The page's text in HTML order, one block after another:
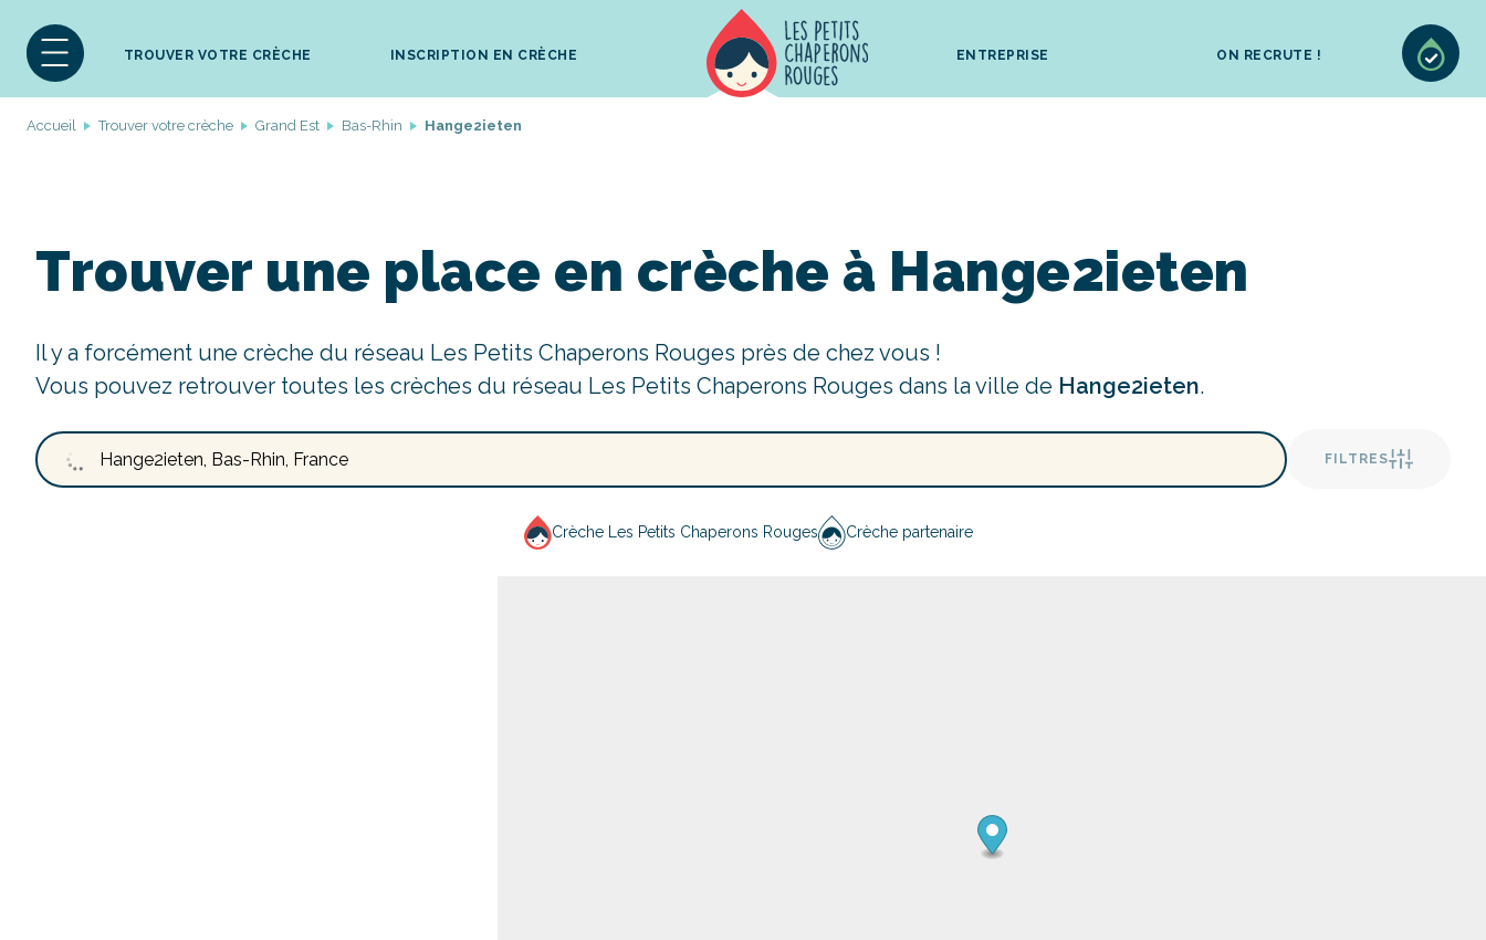
TROUVER VOTRE CRÈCHE INSCRIPTION EN CRÈCHE ENTREPRISE ON RECRUTE !
Accueil Trouver votre crèche Grand Est Bas-Rhin Hange2ieten
Trouver une place en crèche à Hange2ieten
Il y a forcément une crèche du réseau Les Petits Chaperons Rouges près de chez vous !
Vous pouvez retrouver toutes les crèches du réseau Les Petits Chaperons Rouges dans la ville de Hange2ieten.
FILTRES
Crèche Les Petits Chaperons Rouges Crèche partenaire